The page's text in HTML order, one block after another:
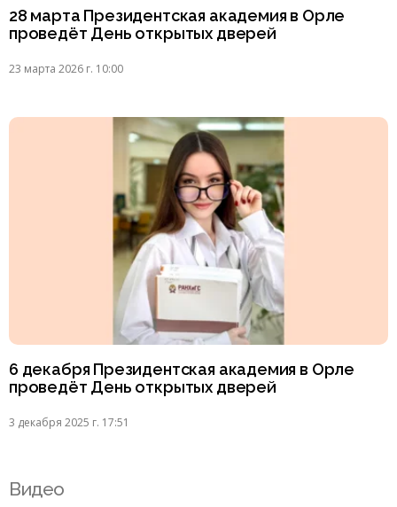
28 марта Президентская академия в Орле
проведёт День открытых дверей
23 марта 2026 г. 10:00
6 декабря Президентская академия в Орле
проведёт День открытых дверей
3 декабря 2025 г. 17:51
Видео